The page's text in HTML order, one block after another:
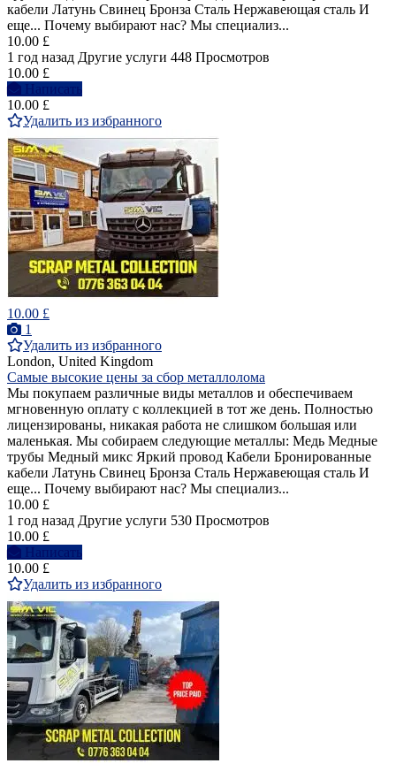
кабели Латунь Свинец Бронза Сталь Нержавеющая сталь И
еще... Почему выбирают нас? Мы специализ...
10.00 £
1 год назад Другие услуги 448 Просмотров
10.00 £
Написать
10.00 £
Удалить из избранного
10.00 £
1
Удалить из избранного
London, United Kingdom
Самые высокие цены за сбор металлолома
Мы покупаем различные виды металлов и обеспечиваем
мгновенную оплату с коллекцией в тот же день. Полностью
лицензированы, никакая работа не слишком большая или
маленькая. Мы собираем следующие металлы: Медь Медные
трубы Медный микс Яркий провод Кабели Бронированные
кабели Латунь Свинец Бронза Сталь Нержавеющая сталь И
еще... Почему выбирают нас? Мы специализ...
10.00 £
1 год назад Другие услуги 530 Просмотров
10.00 £
Написать
10.00 £
Удалить из избранного